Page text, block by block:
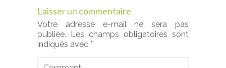
Laisser un commentaire
Votre adresse e-mail ne sera pas
publiée.
Les champs obligatoires sont
indiqués avec *